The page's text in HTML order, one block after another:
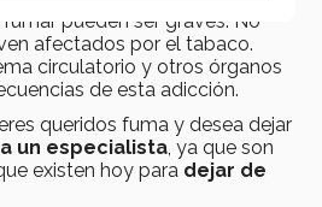
pueden ser graves. No
afectados por el tabaco.
circulatorio y otros órganos
de esta adicción.
queridos fuma y desea dejar
un especialista, ya que son
existen hoy para dejar de